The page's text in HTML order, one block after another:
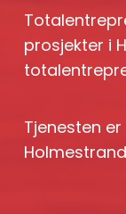
prosjekter i
Tjenesten